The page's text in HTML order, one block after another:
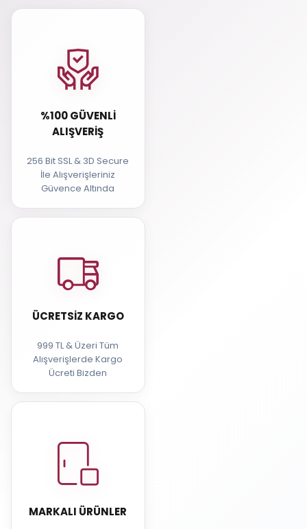
%100 GÜVENLI
ALIŞVERIŞ
256 Bit SSL & 3D Secure
İle Alışverişleriniz
Güvence Altında
ÜCRETSIZ KARGO
999 TL & Üzeri Tüm
Alışverişlerde Kargo
Ücreti Bizden
MARKALI ÜRÜNLER